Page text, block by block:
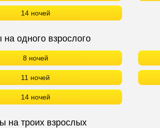
14 ночей
на одного взрослого
8 ночей
11 ночей
14 ночей
на троих взрослых